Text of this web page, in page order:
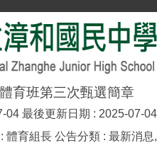
育班第三次甄選簡章
04 最後更新日期 : 2025-07-04
體育組長 公告分類 : 最新消息,